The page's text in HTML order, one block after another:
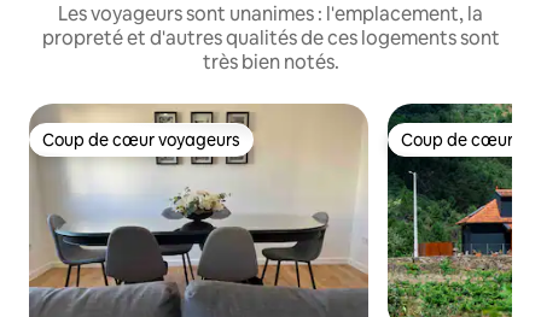
Les voyageurs sont unanimes : l'emplacement, la
propreté et d'autres qualités de ces logements sont
très bien notés.
Coup de cœur voyageurs
Coup de cœur voyageurs Coup de cœur
Coup de cœur